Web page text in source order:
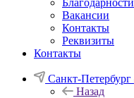
Благодарности
Вакансии
Контакты
Реквизиты
Контакты
Санкт-Петербург
Назад